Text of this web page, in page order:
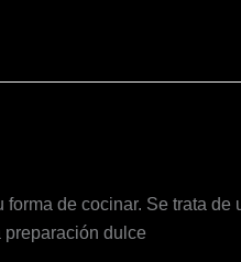
de cocinar. Se trata de
preparación dulce